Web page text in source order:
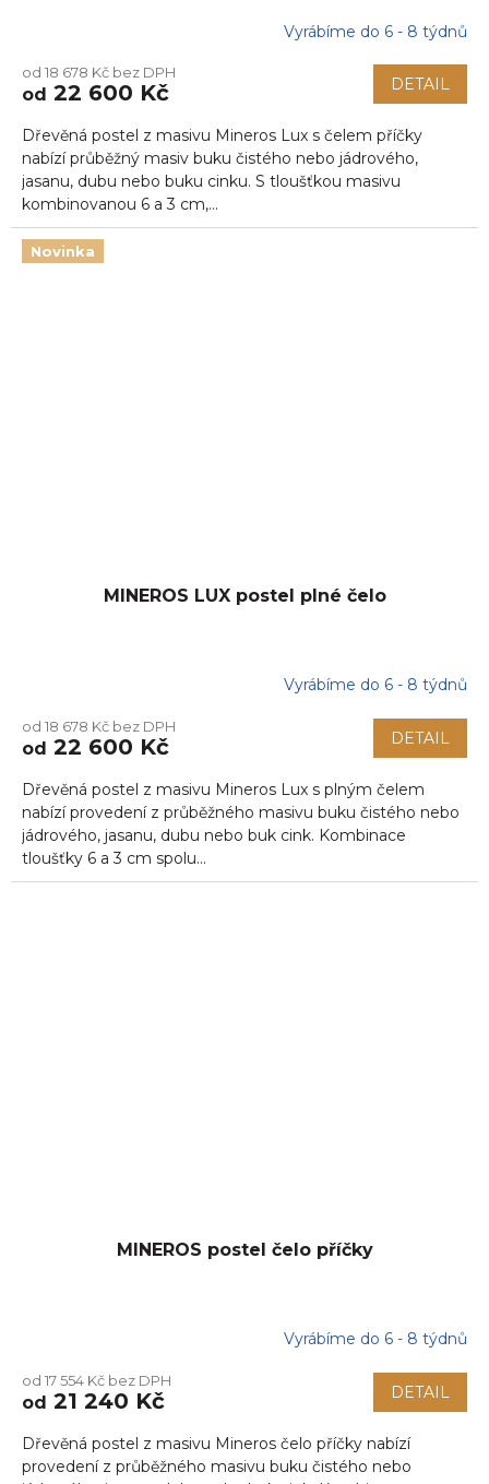
produktu
je
z
5
hvězdiček.
Vyrábíme do 6 - 8 týdnů
od 18 678 Kč bez DPH
od 22 600 Kč DETAIL
Dřevěná postel z masivu Mineros Lux s čelem příčky
nabízí průběžný masiv buku čistého nebo jádrového,
jasanu, dubu nebo buku cinku. S tloušťkou masivu
kombinovanou 6 a 3 cm,...
Novinka
MINEROS LUX postel plné čelo
Vyrábíme do 6 - 8 týdnů
od 18 678 Kč bez DPH
od 22 600 Kč DETAIL
Dřevěná postel z masivu Mineros Lux s plným čelem
nabízí provedení z průběžného masivu buku čistého nebo
jádrového, jasanu, dubu nebo buk cink. Kombinace
tloušťky 6 a 3 cm spolu...
MINEROS postel čelo příčky
Vyrábíme do 6 - 8 týdnů
od 17 554 Kč bez DPH
od 21 240 Kč DETAIL
Dřevěná postel z masivu Mineros čelo příčky nabízí
provedení z průběžného masivu buku čistého nebo